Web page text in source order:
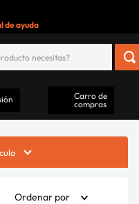
de ayuda
Carro de
compras
Ordenar por